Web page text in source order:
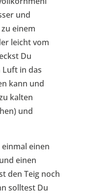
und
einem
leicht vom
Du
Luft in das
kann und
kalten
und
einen
einen
den Teig noch
solltest Du